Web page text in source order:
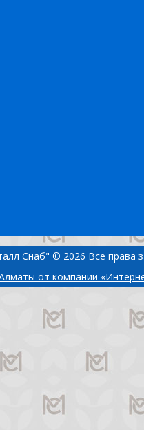
Снаб" © 2026 Все права
от компании